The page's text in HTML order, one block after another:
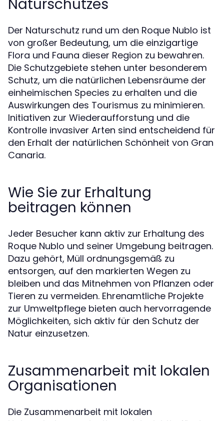
Naturschutzes
Der Naturschutz rund um den Roque Nublo ist
von großer Bedeutung, um die einzigartige
Flora und Fauna dieser Region zu bewahren.
Die Schutzgebiete stehen unter besonderem
Schutz, um die natürlichen Lebensräume der
einheimischen Species zu erhalten und die
Auswirkungen des Tourismus zu minimieren.
Initiativen zur Wiederaufforstung und die
Kontrolle invasiver Arten sind entscheidend für
den Erhalt der natürlichen Schönheit von Gran
Canaria.
Wie Sie zur Erhaltung
beitragen können
Jeder Besucher kann aktiv zur Erhaltung des
Roque Nublo und seiner Umgebung beitragen.
Dazu gehört, Müll ordnungsgemäß zu
entsorgen, auf den markierten Wegen zu
bleiben und das Mitnehmen von Pflanzen oder
Tieren zu vermeiden. Ehrenamtliche Projekte
zur Umweltpflege bieten auch hervorragende
Möglichkeiten, sich aktiv für den Schutz der
Natur einzusetzen.
Zusammenarbeit mit lokalen
Organisationen
Die Zusammenarbeit mit lokalen